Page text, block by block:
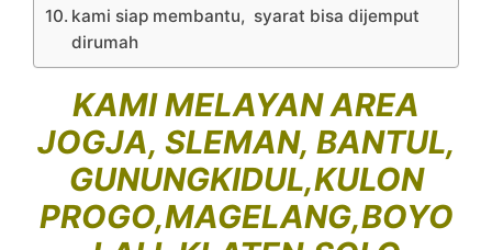
kami siap membantu, syarat bisa dijemput
dirumah
KAMI MELAYAN AREA
JOGJA, SLEMAN, BANTUL,
GUNUNGKIDUL,KULON
PROGO,MAGELANG,BOYO